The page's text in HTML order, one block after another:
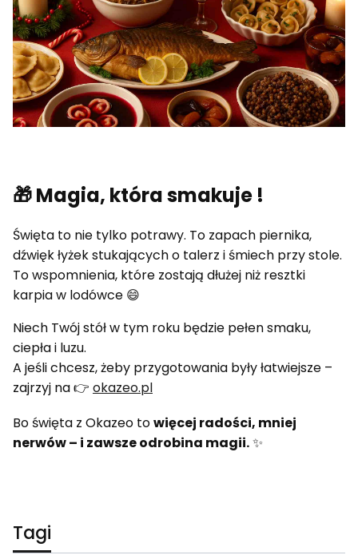
🎁 Magia, która smakuje !
Święta to nie tylko potrawy. To zapach piernika,
dźwięk łyżek stukających o talerz i śmiech przy stole.
To wspomnienia, które zostają dłużej niż resztki
karpia w lodówce 😄
Niech Twój stół w tym roku będzie pełen smaku,
ciepła i luzu.
A jeśli chcesz, żeby przygotowania były łatwiejsze –
zajrzyj na 👉 okazeo.pl
Bo święta z Okazeo towięcej radości, mniej
nerwów – i zawsze odrobina magii.✨
Tagi